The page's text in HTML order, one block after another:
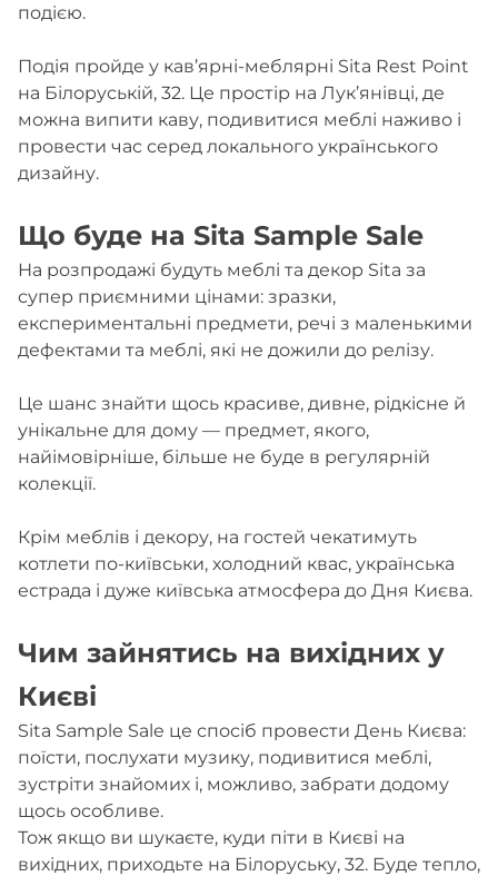
подією.
Подія пройде у кав’ярні-меблярні Sita Rest Point
на Білоруській, 32. Це простір на Лук’янівці, де
можна випити каву, подивитися меблі наживо і
провести час серед локального українського
дизайну.
Що буде на Sita Sample Sale
На розпродажі будуть меблі та декор Sita за
супер приємними цінами: зразки,
експериментальні предмети, речі з маленькими
дефектами та меблі, які не дожили до релізу.
Це шанс знайти щось красиве, дивне, рідкісне й
унікальне для дому — предмет, якого,
найімовірніше, більше не буде в регулярній
колекції.
Крім меблів і декору, на гостей чекатимуть
котлети по-київськи, холодний квас, українська
естрада і дуже київська атмосфера до Дня Києва.
Чим зайнятись на вихідних у
Києві
Sita Sample Sale це спосіб провести День Києва:
поїсти, послухати музику, подивитися меблі,
зустріти знайомих і, можливо, забрати додому
щось особливе.
Тож якщо ви шукаєте, куди піти в Києві на
вихідних, приходьте на Білоруську, 32. Буде тепло,